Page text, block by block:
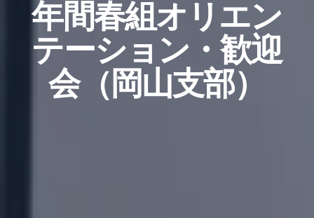
年間春組オリエン
テーション・歓迎
会（岡山支部）